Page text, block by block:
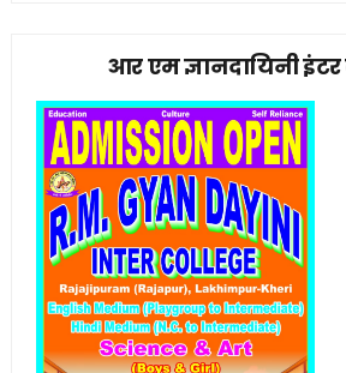
आर एम ज्ञानदायिनी